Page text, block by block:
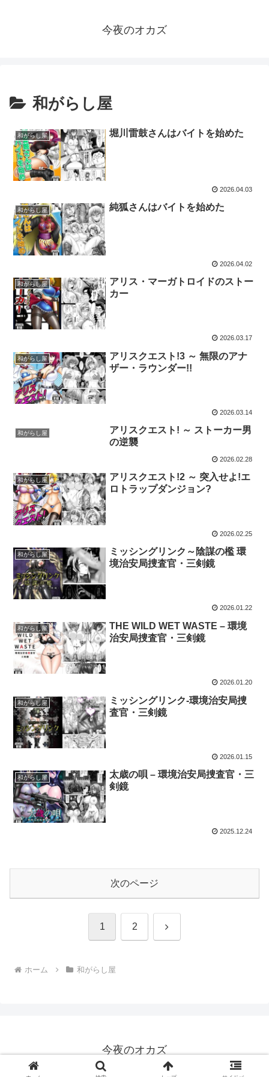
今夜のオカズ
和がらし屋
和がらし屋 堀川雷鼓さんはバイトを始めた
2026.04.03
和がらし屋 純狐さんはバイトを始めた
2026.04.02
和がらし屋
アリス・マーガトロイドのストー
カー
2026.03.17
和がらし屋
アリスクエスト!3 ～ 無限のアナ
ザー・ラウンダー!!
2026.03.14
和がらし屋
アリスクエスト! ～ ストーカー男
の逆襲
2026.02.28
和がらし屋
アリスクエスト!2 ～ 突入せよ!エ
ロトラップダンジョン?
2026.02.25
和がらし屋
ミッシングリンク～陰謀の檻 環
境治安局捜査官・三剣鏡
2026.01.22
和がらし屋
THE WILD WET WASTE – 環境
治安局捜査官・三剣鏡
2026.01.20
和がらし屋
ミッシングリンク-環境治安局捜
査官・三剣鏡
2026.01.15
和がらし屋
太歳の唄 – 環境治安局捜査官・三
剣鏡
2025.12.24
次のページ
1 2 次
ホーム 和がらし屋
今夜のオカズ
© 2025 今夜のオカズ.